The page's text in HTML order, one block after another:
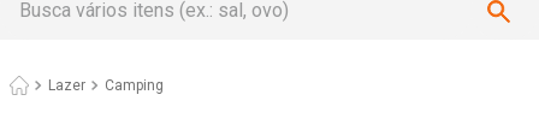
Lazer Camping